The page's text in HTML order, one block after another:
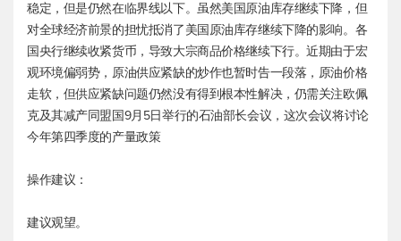
稳定，但是仍然在临界线以下。虽然美国原油库存继续下降，但
对全球经济前景的担忧抵消了美国原油库存继续下降的影响。各
国央行继续收紧货币，导致大宗商品价格继续下行。近期由于宏
观环境偏弱势，原油供应紧缺的炒作也暂时告一段落，原油价格
走软，但供应紧缺问题仍然没有得到根本性解决，仍需关注欧佩
克及其减产同盟国9月5日举行的石油部长会议，这次会议将讨论
今年第四季度的产量政策
操作建议：
建议观望。